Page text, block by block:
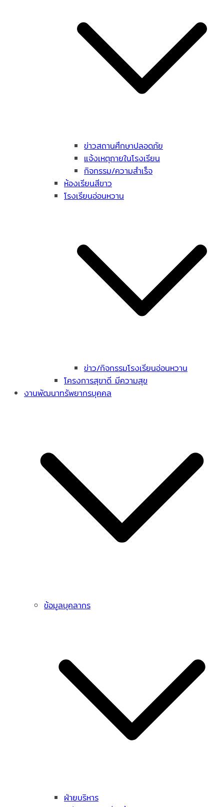
ข่าวสถานศึกษาปลอดภัย
แจ้งเหตุภายในโรงเรียน
กิจกรรม/ความสำเร็จ
ห้องเรียนสีขาว
โรงเรียนอ่อนหวาน
ข่าว/กิจกรรมโรงเรียนอ่อนหวาน
โครงการสุขาดี มีความสุข
งานพัฒนาทรัพยากรบุคคล
ข้อมูลบุคลากร
ฝ่ายบริหาร